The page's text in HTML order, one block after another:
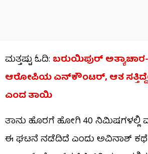
ಮತ್ತಷ್ಟು ಓದಿ: ಬರುಯಿಪುರ್
ಆರೋಪಿಯ ಎನ್​ಕೌಂಟರ್, ಆತ
ಎಂದ ತಾಯಿ
ತಾನು ಹೊರಗೆ ಹೋಗಿ 40 ನಿಮಿಷಗಳಲ್ಲಿ
ಈ ಘಟನೆ ನಡೆದಿದೆ ಎಂದು ಅವಿನಾಶ್ ಕಥೆ